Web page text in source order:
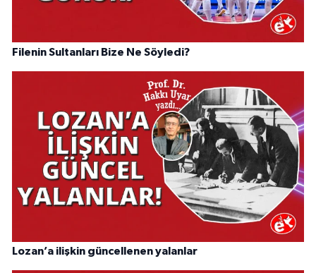
Filenin Sultanları Bize Ne Söyledi?
Lozan’a ilişkin güncellenen yalanlar